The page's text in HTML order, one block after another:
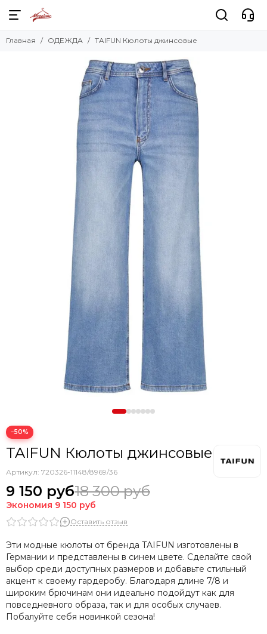
Главная ОДЕЖДА TAIFUN Кюлоты джинсовые
−50%
TAIFUN Кюлоты джинсовые
Артикул: 720326-11148/8969/36
9 150 руб18 300 руб
Экономия 9 150 руб
Оставить отзыв
Эти модные кюлоты от бренда TAIFUN изготовлены в
Германии и представлены в синем цвете. Сделайте свой
выбор среди доступных размеров и добавьте стильный
акцент к своему гардеробу. Благодаря длине 7/8 и
широким брючинам они идеально подойдут как для
повседневного образа, так и для особых случаев.
Побалуйте себя новинкой сезона!